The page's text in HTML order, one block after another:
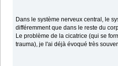
Dans le système nerveux central, le
différemment que dans le reste du
Le problème de la cicatrice (qui se
trauma), je l'ai déjà évoqué très